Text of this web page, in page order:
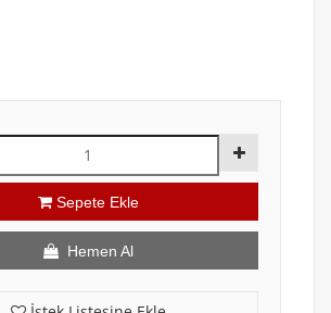
Sepete Ekle
Hemen Al